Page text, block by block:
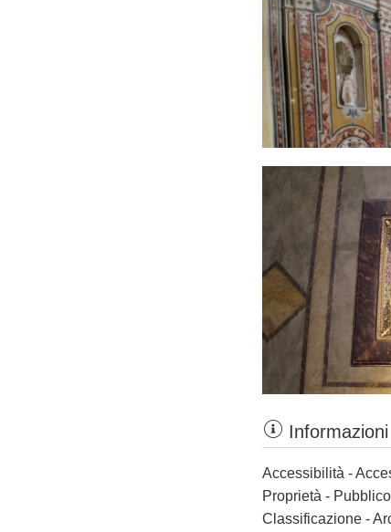
Informazioni
Accessibilità -
Proprietà - Pubblico
Classificazione -